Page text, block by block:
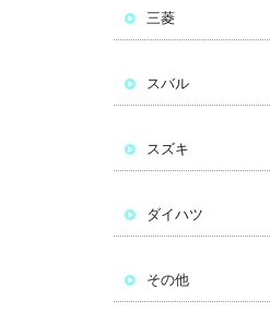
三菱
スバル
スズキ
ダイハツ
その他